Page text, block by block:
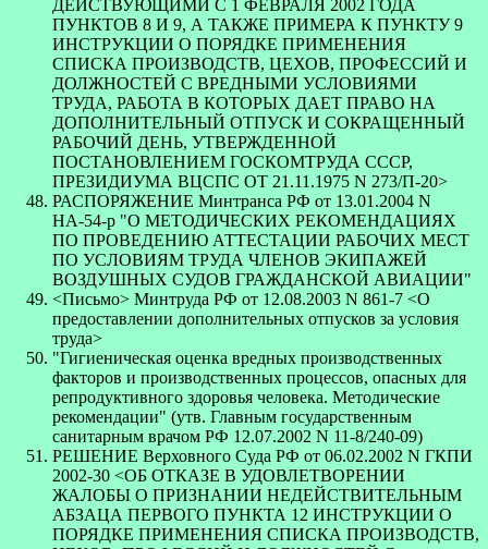
ДЕЙСТВУЮЩИМИ С 1 ФЕВРАЛЯ 2002 ГОДА
ПУНКТОВ 8 И 9, А ТАКЖЕ ПРИМЕРА К ПУНКТУ 9
ИНСТРУКЦИИ О ПОРЯДКЕ ПРИМЕНЕНИЯ
СПИСКА ПРОИЗВОДСТВ, ЦЕХОВ, ПРОФЕССИЙ И
ДОЛЖНОСТЕЙ С ВРЕДНЫМИ УСЛОВИЯМИ
ТРУДА, РАБОТА В КОТОРЫХ ДАЕТ ПРАВО НА
ДОПОЛНИТЕЛЬНЫЙ ОТПУСК И СОКРАЩЕННЫЙ
РАБОЧИЙ ДЕНЬ, УТВЕРЖДЕННОЙ
ПОСТАНОВЛЕНИЕМ ГОСКОМТРУДА СССР,
ПРЕЗИДИУМА ВЦСПС ОТ 21.11.1975 N 273/П-20>
РАСПОРЯЖЕНИЕ Минтранса РФ от 13.01.2004 N
НА-54-р "О МЕТОДИЧЕСКИХ РЕКОМЕНДАЦИЯХ
ПО ПРОВЕДЕНИЮ АТТЕСТАЦИИ РАБОЧИХ МЕСТ
ПО УСЛОВИЯМ ТРУДА ЧЛЕНОВ ЭКИПАЖЕЙ
ВОЗДУШНЫХ СУДОВ ГРАЖДАНСКОЙ АВИАЦИИ"
<Письмо> Минтруда РФ от 12.08.2003 N 861-7 <О
предоставлении дополнительных отпусков за условия
труда>
"Гигиеническая оценка вредных производственных
факторов и производственных процессов, опасных для
репродуктивного здоровья человека. Методические
рекомендации" (утв. Главным государственным
санитарным врачом РФ 12.07.2002 N 11-8/240-09)
РЕШЕНИЕ Верховного Суда РФ от 06.02.2002 N ГКПИ
2002-30 <ОБ ОТКАЗЕ В УДОВЛЕТВОРЕНИИ
ЖАЛОБЫ О ПРИЗНАНИИ НЕДЕЙСТВИТЕЛЬНЫМ
АБЗАЦА ПЕРВОГО ПУНКТА 12 ИНСТРУКЦИИ О
ПОРЯДКЕ ПРИМЕНЕНИЯ СПИСКА ПРОИЗВОДСТВ,